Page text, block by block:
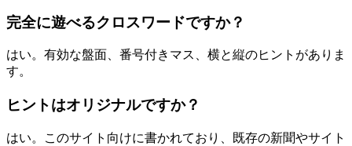
完全に遊べるクロスワードですか？
はい。有効な盤面、番号付きマス、横と縦のヒントがありま
す。
ヒントはオリジナルですか？
はい。このサイト向けに書かれており、既存の新聞やサイト